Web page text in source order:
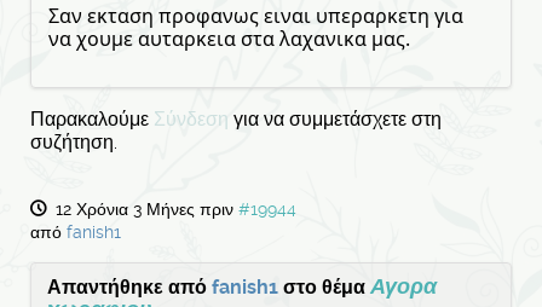
Σαν εκταση προφανως ειναι υπεραρκετη για
να χουμε αυταρκεια στα λαχανικα μας.
Παρακαλούμε Σύνδεση για να συμμετάσχετε στη
συζήτηση.
12 Χρόνια 3 Μήνες πριν #19944
από fanish1
Απαντήθηκε από fanish1 στο θέμα Αγορα